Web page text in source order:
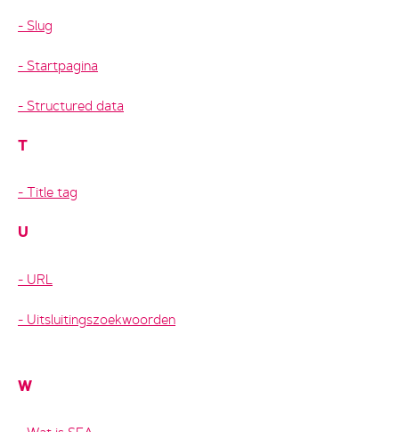
Slug
Startpagina
Structured data
T
Title tag
U
URL
Uitsluitingszoekwoorden
W